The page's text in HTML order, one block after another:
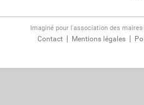
Imaginé pour l'association des
Contact Mentions légales